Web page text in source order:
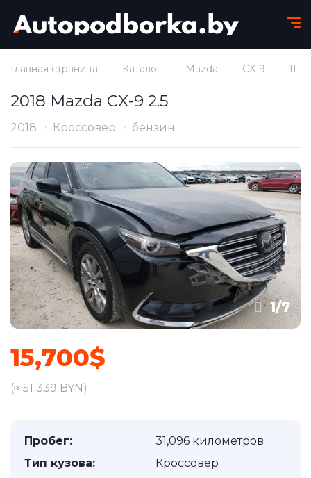
Главная страница Каталог Mazda CX-9 II
2018 Mazda CX-9 2.5
2018 Кроссовер бензин
1/7
15,700$
(≈ 51 339 BYN)
Пробег:
31,096 километров
Тип кузова:
Кроссовер